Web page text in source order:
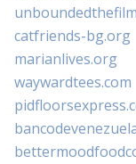
catfriends-bg.org
marianlives.org
waywardtees.com